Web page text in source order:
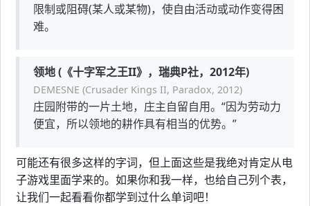
限制或阻碍(某人或某物)，使自由活动或动作变得困
难。
领地 (《十字军之王II》，瑞典P社，2012年)
DEMESNE (Crusader Kings II, Paradox, 2012)
庄园附带的一片土地，庄主自留自用。“因为劳动力
便宜，所以领地的耕作具有相当的优势。”
可能还有很多这样的字词，但上面这些是我绝对肯定从电
子游戏里面学来的。如果你和我一样，也给自己列个表，
让我们一起看看你都学到过什么单词吧！